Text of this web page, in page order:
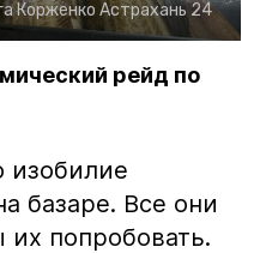
Корженко Астрахань 24
рейд по
изобилие
базаре. Все они
их попробовать.